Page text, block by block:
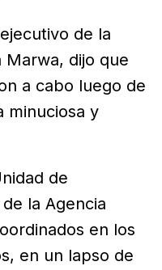
de la
Marwa, dijo que
a cabo luego de
minuciosa y
de
la Agencia
en los
en un lapso de